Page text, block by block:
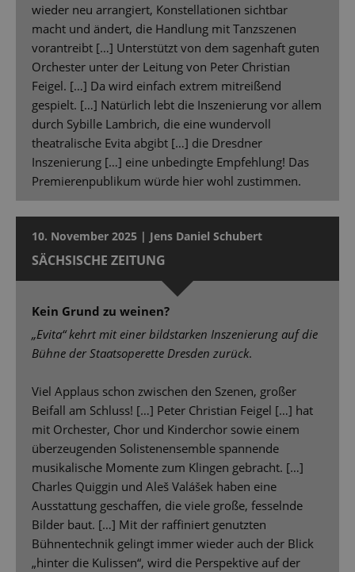
wieder neu arrangiert, Konstellationen sichtbar
macht und ändert, die Handlung mit Tanzszenen
vorantreibt […] Unterstützt von dem sagenhaft guten
Orchester unter der Leitung von Peter Christian
Feigel. […] Da wird einfach extrem mitreißend
gespielt. […] Natürlich lebt die Inszenierung vor allem
durch Sybille Lambrich, die eine wundervoll
theatralische Evita abgibt […] die Dresdner
Inszenierung […] eine unbedingte Empfehlung! Das
Premierenpublikum würde hier wohl zustimmen.
10. November 2025 | Jens Daniel Schubert
SÄCHSISCHE ZEITUNG
Kein Grund zu weinen?
„Evita“ kehrt mit einer bildstarken Inszenierung auf die
Bühne der Staatsoperette Dresden zurück.
Viel Applaus schon zwischen den Szenen, großer
Beifall am Schluss! […] Peter Christian Feigel […] hat
mit Orchester, Chor und Kinderchor sowie einem
überzeugenden Solistenensemble spannende
musikalische Momente zum Klingen gebracht. […]
Charles Quiggin und Aleš Valášek haben eine
Ausstattung geschaffen, die viele große, fesselnde
Bilder baut. […] Mit der raffiniert genutzten
Bühnentechnik gelingt immer wieder auch der Blick
„hinter die Kulissen“, wird die Perspektive auf der